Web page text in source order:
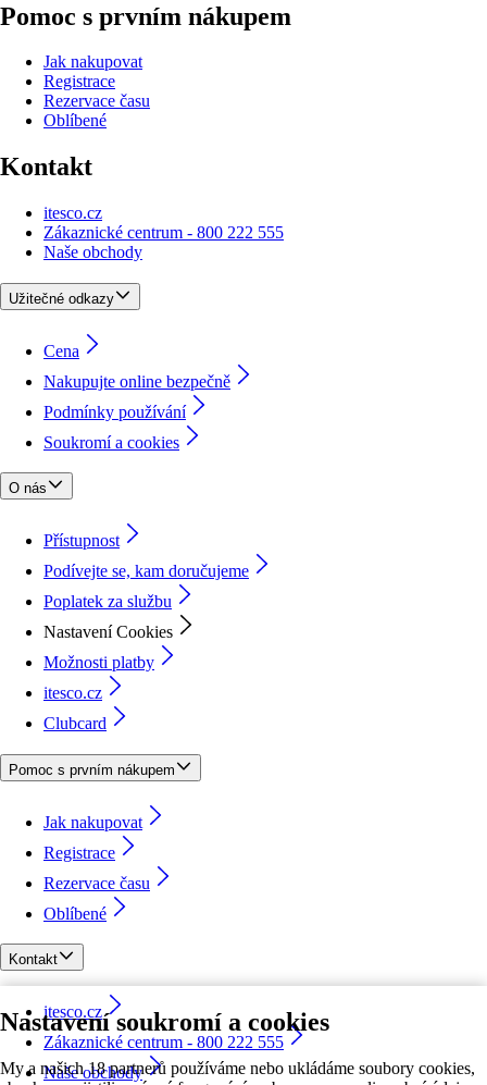
Nastavení soukromí a cookies
My a našich 18 partnerů používáme nebo ukládáme soubory cookies,
Pomoc s prvním nákupem
Jak nakupovat
Registrace
Rezervace času
Oblíbené
Kontakt
itesco.cz
Zákaznické centrum - 800 222 555
Naše obchody
Užitečné odkazy
Cena
Nakupujte online bezpečně
Podmínky používání
Soukromí a cookies
O nás
Přístupnost
Podívejte se, kam doručujeme
Poplatek za službu
Nastavení Cookies
Možnosti platby
itesco.cz
Clubcard
Pomoc s prvním nákupem
Jak nakupovat
Registrace
Rezervace času
Oblíbené
Kontakt
itesco.cz
Zákaznické centrum - 800 222 555
Naše obchody